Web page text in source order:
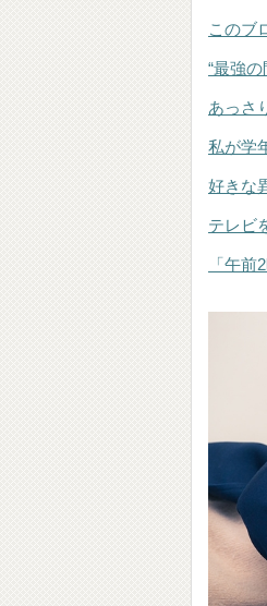
このブ
“最強
あっさ
私が学
好きな
テレビ
「午